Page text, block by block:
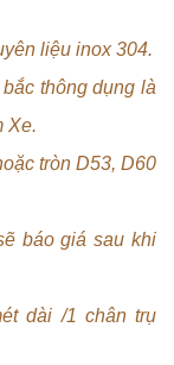
liệu inox 304.
thông dụng là
Xe.
tròn D53, D60
báo giá sau khi
dài /1 chân trụ